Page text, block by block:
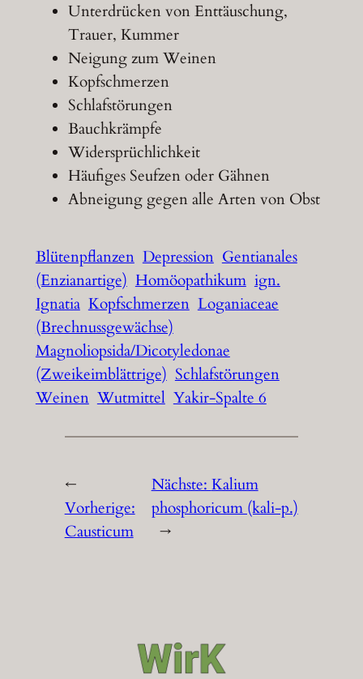
Unterdrücken von Enttäuschung,
Trauer, Kummer
Neigung zum Weinen
Kopfschmerzen
Schlafstörungen
Bauchkrämpfe
Widersprüchlichkeit
Häufiges Seufzen oder Gähnen
Abneigung gegen alle Arten von Obst
Blütenpflanzen Depression Gentianales
(Enzianartige) Homöopathikum ign.
Ignatia Kopfschmerzen Loganiaceae
(Brechnussgewächse)
Magnoliopsida/Dicotyledonae
(Zweikeimblättrige) Schlafstörungen
Weinen Wutmittel Yakir-Spalte 6
←
Vorherige:
Causticum
Nächste:Kalium
phosphoricum (kali-p.)
→